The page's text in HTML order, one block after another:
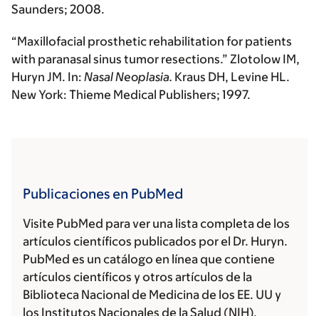
Saunders; 2008.
“Maxillofacial prosthetic rehabilitation for patients
with paranasal sinus tumor resections.” Zlotolow IM,
Huryn JM. In: Nasal Neoplasia. Kraus DH, Levine HL.
New York: Thieme Medical Publishers; 1997.
Publicaciones en PubMed
Visite PubMed para ver una lista completa de los
artículos científicos publicados por el Dr. Huryn.
PubMed es un catálogo en línea que contiene
artículos científicos y otros artículos de la
Biblioteca Nacional de Medicina de los EE. UU y
los Institutos Nacionales de la Salud (NIH).